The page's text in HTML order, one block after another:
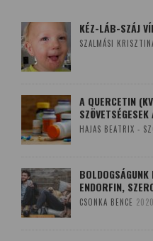
KÉZ-LÁB-SZÁJ
SZALMÁSI
A QUERCETIN
HAJAS BEATRIX -
ENDORFIN,
CSONKA BENCE